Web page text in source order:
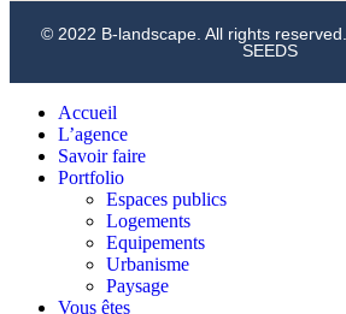
© 2022 B-landscape. All rights
SEEDS
Accueil
L’agence
Savoir faire
Portfolio
Espaces publics
Logements
Equipements
Urbanisme
Paysage
Vous êtes